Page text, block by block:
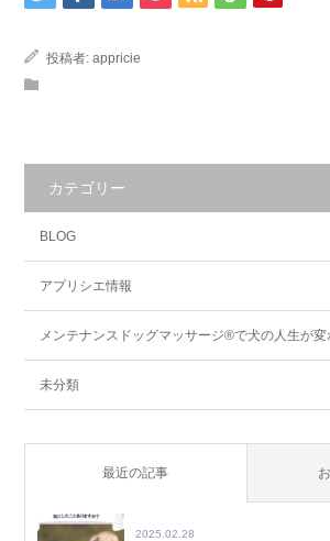
投稿者: appricie
カテゴリー
BLOG
アプリシエ情報
メンテナンスドッグマッサージ®で犬の人生が変
未分類
最近の記事
2025.02.28